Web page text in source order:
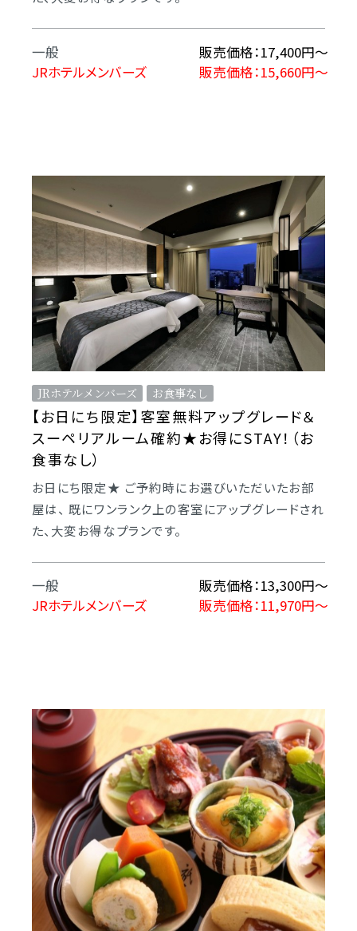
一般
販売価格：17,400円～
JRホテルメンバーズ
販売価格：15,660円～
【お日にち限定】客室無料アップグレード＆
スーペリアルーム確約★お得にSTAY！（お
食事なし）
JRホテルメンバーズ お食事なし
お日にち限定★ ご予約時にお選びいただいたお部
屋は、 既にワンランク上の客室にアップグレードされ
た、大変お得なプランです。
一般
販売価格：13,300円～
JRホテルメンバーズ
販売価格：11,970円～